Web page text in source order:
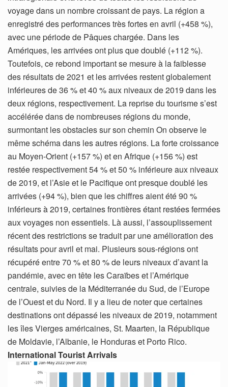
voyage dans un nombre croissant de pays. La région a
enregistré des performances très fortes en avril (+458 %),
avec une période de Pâques chargée. Dans les
Amériques, les arrivées ont plus que doublé (+112 %).
Toutefois, ce rebond important se mesure à la faiblesse
des résultats de 2021 et les arrivées restent globalement
inférieures de 36 % et 40 % aux niveaux de 2019 dans les
deux régions, respectivement. La reprise du tourisme s’est
accélérée dans de nombreuses régions du monde,
surmontant les obstacles sur son chemin On observe le
même schéma dans les autres régions. La forte croissance
au Moyen-Orient (+157 %) et en Afrique (+156 %) est
restée respectivement 54 % et 50 % inférieure aux niveaux
de 2019, et l’Asie et le Pacifique ont presque doublé les
arrivées (+94 %), bien que les chiffres aient été 90 %
inférieurs à 2019, certaines frontières étant restées fermées
aux voyages non essentiels. Là aussi, l’assouplissement
récent des restrictions se traduit par une amélioration des
résultats pour avril et mai. Plusieurs sous-régions ont
récupéré entre 70 % et 80 % de leurs niveaux d’avant la
pandémie, avec en tête les Caraïbes et l’Amérique
centrale, suivies de la Méditerranée du Sud, de l’Europe
de l’Ouest et du Nord. Il y a lieu de noter que certaines
destinations ont dépassé les niveaux de 2019, notamment
les îles Vierges américaines, St. Maarten, la République
de Moldavie, l’Albanie, le Honduras et Porto Rico.
International Tourist Arrivals